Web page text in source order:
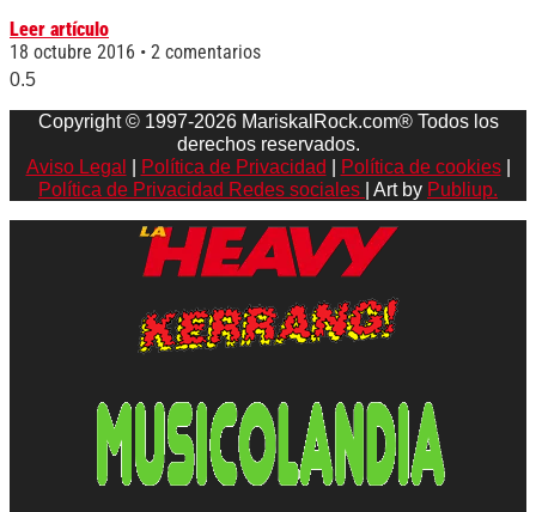
Leer artículo
18 octubre 2016
2 comentarios
Copyright © 1997-2026 MariskalRock.com® Todos los
derechos reservados.
Aviso Legal
Política de Privacidad Política de cookies|
Política de Privacidad Redes sociales
| Art by Publiup.